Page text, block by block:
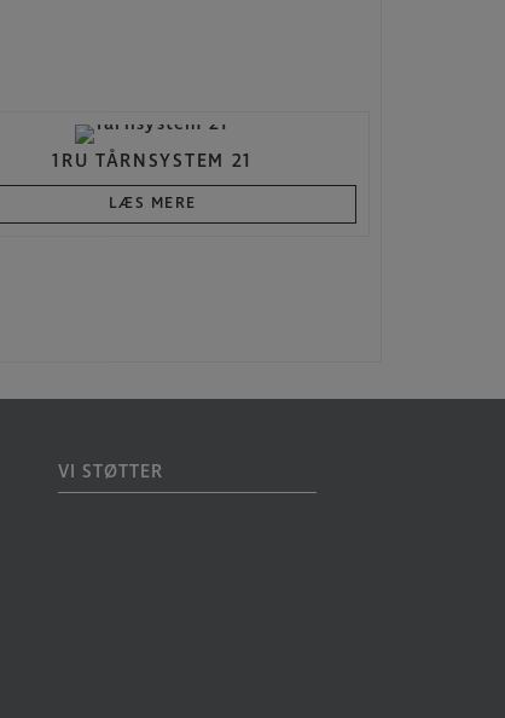
1RU TÅRNSYSTEM 21
LÆS MERE
VI STØTTER